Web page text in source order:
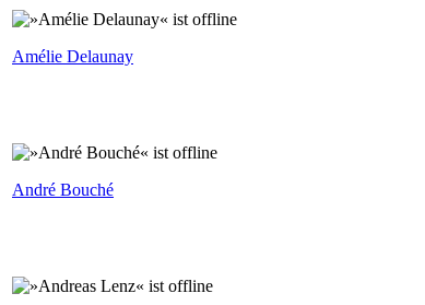
Amélie Delaunay
André Bouché